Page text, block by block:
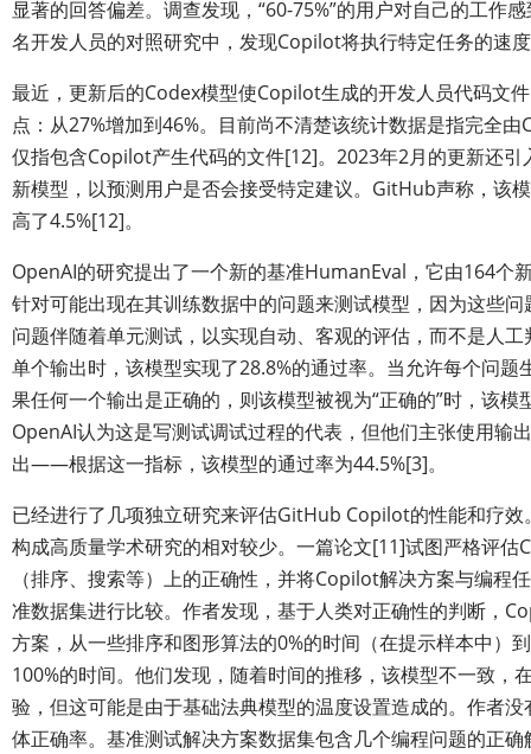
显著的回答偏差。调查发现，“60-75%”的用户对自己的工作
名开发人员的对照研究中，发现Copilot将执行特定任务的速
最近，更新后的Codex模型使Copilot生成的开发人员代码文
点：从27%增加到46%。目前尚不清楚该统计数据是指完全
仅指包含Copilot产生代码的文件[12]。2023年2月的更新还引
新模型，以预测用户是否会接受特定建议。GitHub声称，该
高了4.5%[12]。
OpenAI的研究提出了一个新的基准HumanEval，它由164个
针对可能出现在其训练数据中的问题来测试模型，因为这些
问题伴随着单元测试，以实现自动、客观的评估，而不是人
单个输出时，该模型实现了28.8%的通过率。当允许每个问题
果任何一个输出是正确的，则该模型被视为“正确的”时，该模
OpenAI认为这是写测试调试过程的代表，但他们主张使用输
出——根据这一指标，该模型的通过率为44.5%[3]。
已经进行了几项独立研究来评估GitHub Copilot的性能和疗
构成高质量学术研究的相对较少。一篇论文[11]试图严格评
（排序、搜索等）上的正确性，并将Copilot解决方案与编程
准数据集进行比较。作者发现，基于人类对正确性的判断，
方案，从一些排序和图形算法的0%的时间（在提示样本中）
100%的时间。他们发现，随着时间的推移，该模型不一致，
验，但这可能是由于基础法典模型的温度设置造成的。作者
体正确率。基准测试解决方案数据集包含几个编程问题的正